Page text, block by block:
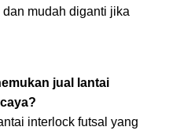
mudah diganti jika
jual lantai
interlock futsal yang